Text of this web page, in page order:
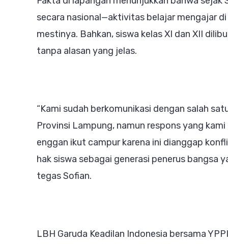
secara nasional—aktivitas belajar mengajar
mestinya. Bahkan, siswa kelas XI dan XII
tanpa alasan yang jelas.
“Kami sudah berkomunikasi dengan salah
Provinsi Lampung, namun respons yang
enggan ikut campur karena ini dianggap
hak siswa sebagai generasi penerus bangsa
tegas Sofian.
LBH Garuda Keadilan Indonesia bersama